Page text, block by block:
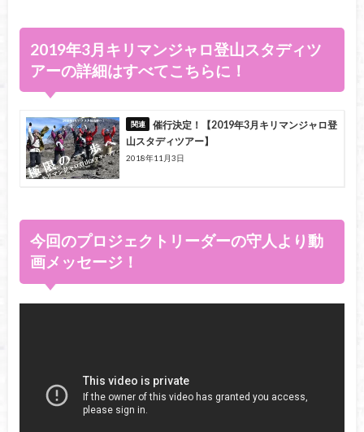
2019年3月キリマンジャロ登山スタディツ
アーの詳細はすべてこちらに！
催行決定！【2019年3月キリマンジャロ登
山スタディツアー】
2018年11月3日
今回のプロジェクトリーダーの守人より動
画メッセージ！